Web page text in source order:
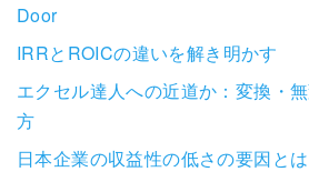
Door
IRRとROICの違いを解き明かす
エクセル達人への近道か：変換・
方
日本企業の収益性の低さの要因とは